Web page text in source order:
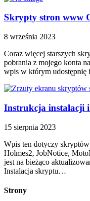
Skrypty stron www
8 września 2023
Coraz więcej starszych
pobrania z mojego konta
wpis w którym
Instrukcja instalacji
15 sierpnia 2023
Wpis ten dotyczy
Holmes2, JobNotice,
jest na bieżąco
Instalacja skryptu…
Strony